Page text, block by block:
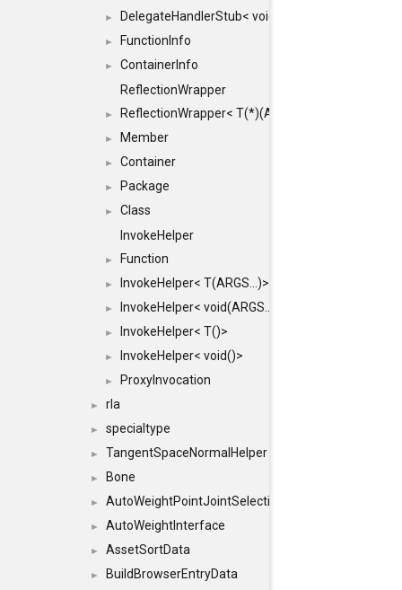
► DelegateHandlerStub< void >
► FunctionInfo
►
ContainerInfo
ReflectionWrapper
► ReflectionWrapper< T(*)(ARGS...)>
► Member
► Container
► Package
►
Class
InvokeHelper
► Function
► InvokeHelper< T(ARGS...)>
► InvokeHelper< void(ARGS...)>
► InvokeHelper< T()>
► InvokeHelper< void()>
► ProxyInvocation
► rla
► specialtype
► TangentSpaceNormalHelper
► Bone
► AutoWeightPointJointSelections
► AutoWeightInterface
► AssetSortData
► BuildBrowserEntryData